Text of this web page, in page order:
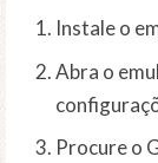
Instale o
Abra o
Procure o